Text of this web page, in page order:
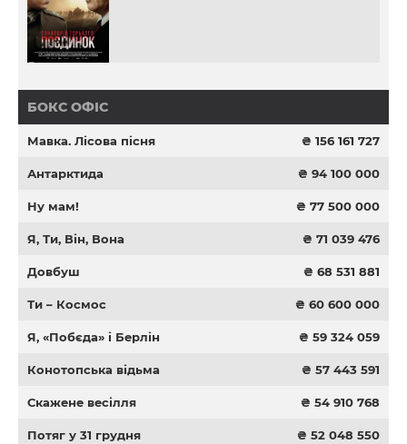
БОКС ОФІС
Мавка. Лісова пісня ₴ 156 161 727
Антарктида ₴ 94 100 000
Ну мам! ₴ 77 500 000
Я, Ти, Він, Вона ₴ 71 039 476
Довбуш ₴ 68 531 881
Ти – Космос ₴ 60 600 000
Я, «Побєда» і Берлін ₴ 59 324 059
Конотопська відьма ₴ 57 443 591
Скажене весілля ₴ 54 910 768
Потяг у 31 грудня ₴ 52 048 550